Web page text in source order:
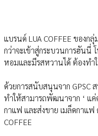
แบรนด์ LUA COFFEE ของ
กว่าจะเข้าสู่กระบวนการฮันนี่
หอมและมีรสหวานได้ ต้องทำ
ด้วยการสนับสนุนจาก GPSC
ทำให้สามารถพัฒนาจาก ‘ แ
กาแฟ และส่งขาย เมล็ดกาแฟ
COFFEE